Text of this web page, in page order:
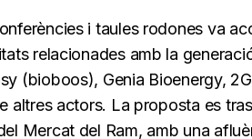
i taules rodones va
relacionades amb la
(bioboos), Genia Bioenergy,
altres actors. La proposta es
Mercat del Ram, amb una